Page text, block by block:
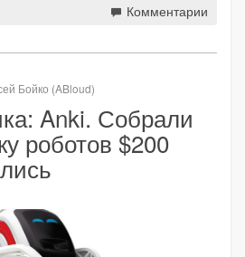
Комментарии
Бойко (ABloud)
Anki. Собрали
роботов $200